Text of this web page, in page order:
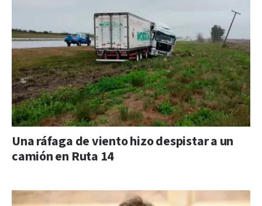
Una ráfaga de viento hizo despistar a un
camión en Ruta 14